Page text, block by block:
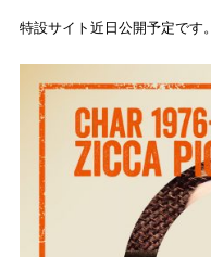
特設サイト近日公開予定です。